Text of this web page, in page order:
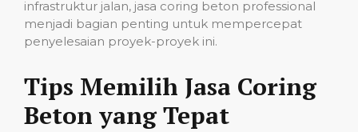
infrastruktur jalan, jasa coring beton professional
menjadi bagian penting untuk mempercepat
penyelesaian proyek-proyek ini.
Tips Memilih Jasa Coring
Beton yang Tepat